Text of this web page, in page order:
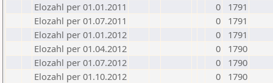
Elozahl per 01.01.2011
0
1791
Elozahl per 01.07.2011
0
1791
Elozahl per 01.01.2012
0
1791
Elozahl per 01.04.2012
0
1790
Elozahl per 01.07.2012
0
1790
Elozahl per 01.10.2012
0
1790